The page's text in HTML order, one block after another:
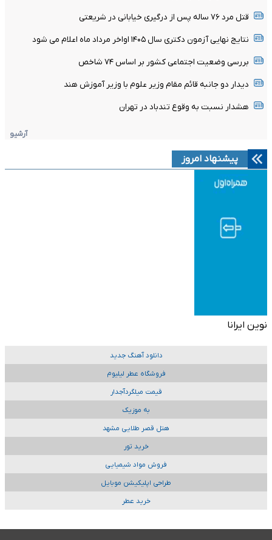
قتل مرد ۷۶ ساله پس از درگیری خیابانی در شریعتی
نتایج نهایی آزمون دکتری سال ۱۴۰۵ اواخر مرداد ماه اعلام می شود
بررسی وضعیت اجتماعی کشور بر اساس ۷۴ شاخص
دیدار دو جانبه قائم مقام وزیر علوم با وزیر آموزش هند
هشدار نسبت به وقوع تندباد در تهران
آرشیو
پیشنهاد امروز
نوین ایرانا
دانلود آهنگ جدید
فروشگاه عطر لیلیوم
قیمت میلگردآجدار
به موزیک
هتل قصر طلایی مشهد
خرید تور
فروش مواد شیمیایی
طراحی اپلیکیشن موبایل
خرید عطر